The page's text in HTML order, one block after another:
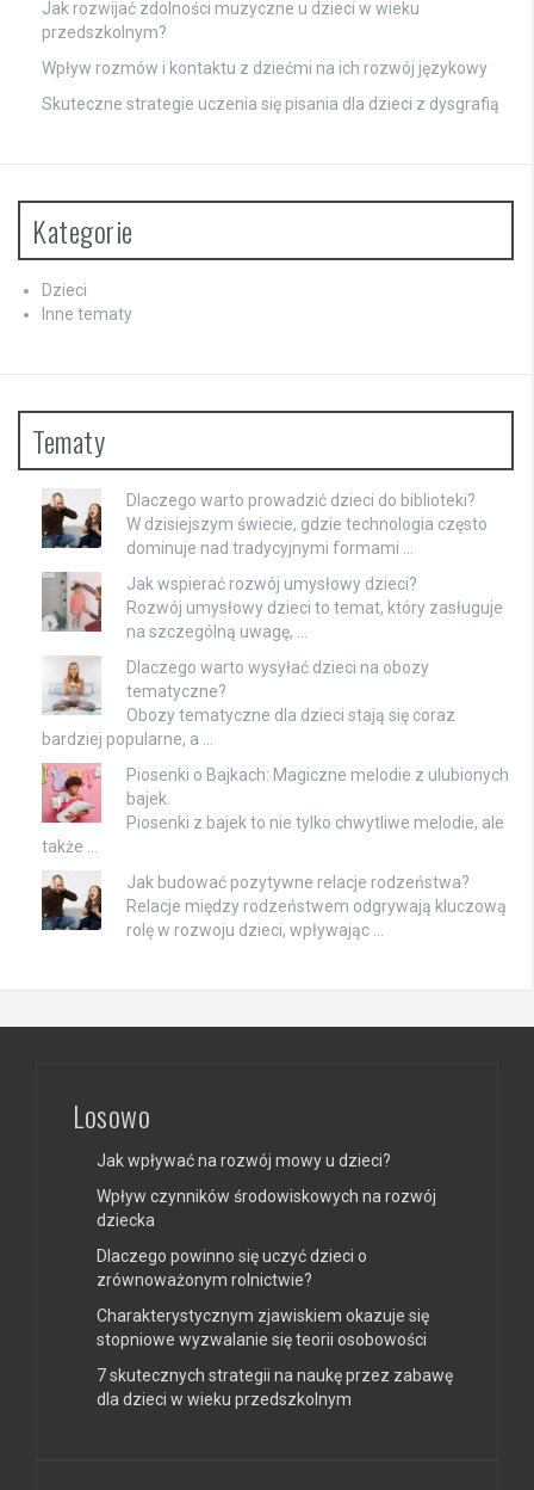
Jak rozwijać zdolności muzyczne u dzieci w wieku
przedszkolnym?
Wpływ rozmów i kontaktu z dziećmi na ich rozwój językowy
Skuteczne strategie uczenia się pisania dla dzieci z dysgrafią
Kategorie
Dzieci
Inne tematy
Tematy
Dlaczego warto prowadzić dzieci do biblioteki?
W dzisiejszym świecie, gdzie technologia często
dominuje nad tradycyjnymi formami …
Jak wspierać rozwój umysłowy dzieci?
Rozwój umysłowy dzieci to temat, który zasługuje
na szczególną uwagę, …
Dlaczego warto wysyłać dzieci na obozy
tematyczne?
Obozy tematyczne dla dzieci stają się coraz
bardziej popularne, a …
Piosenki o Bajkach: Magiczne melodie z ulubionych
bajek.
Piosenki z bajek to nie tylko chwytliwe melodie, ale
także …
Jak budować pozytywne relacje rodzeństwa?
Relacje między rodzeństwem odgrywają kluczową
rolę w rozwoju dzieci, wpływając …
Losowo
Jak wpływać na rozwój mowy u dzieci?
Wpływ czynników środowiskowych na rozwój
dziecka
Dlaczego powinno się uczyć dzieci o
zrównoważonym rolnictwie?
Charakterystycznym zjawiskiem okazuje się
stopniowe wyzwalanie się teorii osobowości
7 skutecznych strategii na naukę przez zabawę
dla dzieci w wieku przedszkolnym